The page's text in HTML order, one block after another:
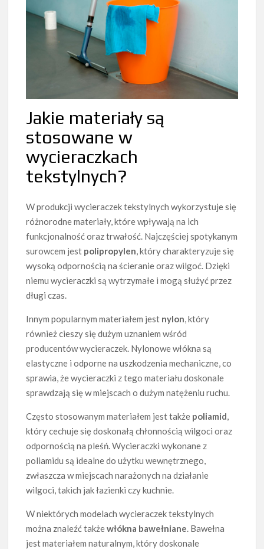
Jakie materiały są
stosowane w
wycieraczkach
tekstylnych?
W produkcji wycieraczek tekstylnych wykorzystuje się
różnorodne materiały, które wpływają na ich
funkcjonalność oraz trwałość. Najczęściej spotykanym
surowcem jest polipropylen, który charakteryzuje się
wysoką odpornością na ścieranie oraz wilgoć. Dzięki
niemu wycieraczki są wytrzymałe i mogą służyć przez
długi czas.
Innym popularnym materiałem jest nylon, który
również cieszy się dużym uznaniem wśród
producentów wycieraczek. Nylonowe włókna są
elastyczne i odporne na uszkodzenia mechaniczne, co
sprawia, że wycieraczki z tego materiału doskonale
sprawdzają się w miejscach o dużym natężeniu ruchu.
Często stosowanym materiałem jest także poliamid,
który cechuje się doskonałą chłonnością wilgoci oraz
odpornością na pleśń. Wycieraczki wykonane z
poliamidu są idealne do użytku wewnętrznego,
zwłaszcza w miejscach narażonych na działanie
wilgoci, takich jak łazienki czy kuchnie.
W niektórych modelach wycieraczek tekstylnych
można znaleźć takżewłókna bawełniane. Bawełna
jest materiałem naturalnym, który doskonale